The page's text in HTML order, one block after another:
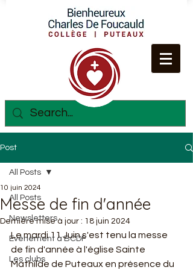
Post
All Posts
Newsletters
Evènement à BCDF
Les clubs
All Posts
Messe de fin d'année
10 juin 2024
Dernière mise à jour : 18 juin 2024
Le mardi 11 Juin s'est tenu la messe
de fin d'année à l'église Sainte
Mathilde de Puteaux en présence du